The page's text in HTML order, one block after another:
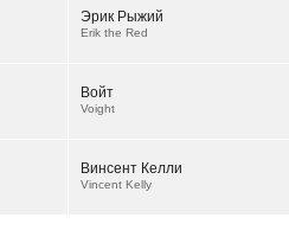
Эрик Рыжий
Erik the Red
Войт
Voight
Винсент Келли
Vincent Kelly